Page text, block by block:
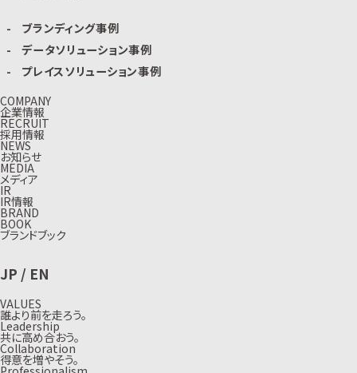
ブランディング事例
データソリューション事例
プレイスソリューション事例
COMPANY
企業情報
RECRUIT
採用情報
NEWS
お知らせ
MEDIA
メディア
IR
IR情報
BRAND
BOOK
ブランドブック
JP / EN
VALUES
誰より前を走ろう。
Leadership
共に高め合おう。
Collaboration
得意を増やそう。